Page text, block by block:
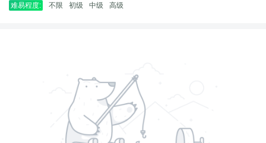
难易程度: 不限 初级 中级 高级